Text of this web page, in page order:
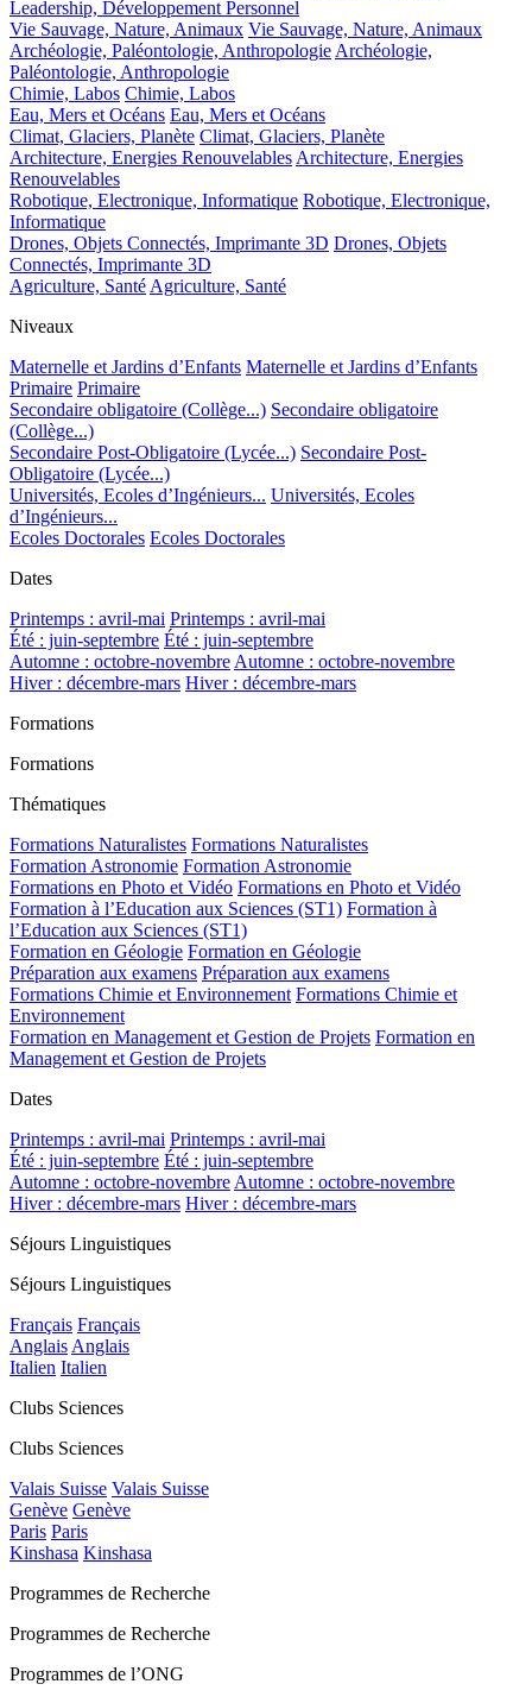
Leadership, Développement Personnel
Vie Sauvage, Nature, Animaux Vie Sauvage, Nature, Animaux
Archéologie, Paléontologie, Anthropologie Archéologie,
Paléontologie, Anthropologie
Chimie, Labos Chimie, Labos
Eau, Mers et Océans Eau, Mers et Océans
Climat, Glaciers, Planète Climat, Glaciers, Planète
Architecture, Energies Renouvelables Architecture, Energies
Renouvelables
Robotique, Electronique, Informatique Robotique, Electronique,
Informatique
Drones, Objets Connectés, Imprimante 3D Drones, Objets
Connectés, Imprimante 3D
Agriculture, Santé Agriculture, Santé
Niveaux
Maternelle et Jardins d’Enfants Maternelle et Jardins d’Enfants
Primaire Primaire
Secondaire obligatoire (Collège...) Secondaire obligatoire
(Collège...)
Secondaire Post-Obligatoire (Lycée...) Secondaire Post-
Obligatoire (Lycée...)
Universités, Ecoles d’Ingénieurs... Universités, Ecoles
d’Ingénieurs...
Ecoles Doctorales Ecoles Doctorales
Dates
Printemps : avril-mai Printemps : avril-mai
Été : juin-septembre Été : juin-septembre
Automne : octobre-novembre Automne : octobre-novembre
Hiver : décembre-mars Hiver : décembre-mars
Formations
Formations
Thématiques
Formations Naturalistes Formations Naturalistes
Formation Astronomie Formation Astronomie
Formations en Photo et Vidéo Formations en Photo et Vidéo
Formation à l’Education aux Sciences (ST1) Formation à
l’Education aux Sciences (ST1)
Formation en Géologie Formation en Géologie
Préparation aux examens Préparation aux examens
Formations Chimie et Environnement Formations Chimie et
Environnement
Formation en Management et Gestion de Projets Formation en
Management et Gestion de Projets
Dates
Printemps : avril-mai Printemps : avril-mai
Été : juin-septembre Été : juin-septembre
Automne : octobre-novembre Automne : octobre-novembre
Hiver : décembre-mars Hiver : décembre-mars
Séjours Linguistiques
Séjours Linguistiques
Français Français
Anglais Anglais
Italien Italien
Clubs Sciences
Clubs Sciences
Valais Suisse Valais Suisse
Genève Genève
Paris Paris
Kinshasa Kinshasa
Programmes de Recherche
Programmes de Recherche
Programmes de l’ONG